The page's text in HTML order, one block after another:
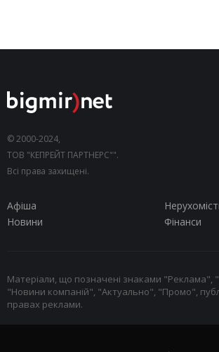
© 2000-2024,
ТОВ "КЕПРЕЙТ ПАРТНЕРС"".
Всі права захищені.
Афіша
Новини
Фінанси
Матеріали, що позначені знаками "Реклама",
"Новини компаній", "Актуально", "Промо",
правах реклами.